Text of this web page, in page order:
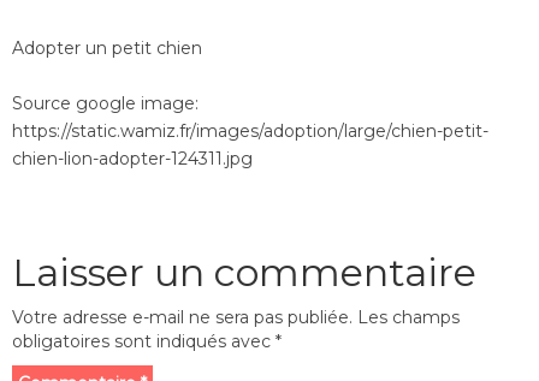
Adopter un petit chien
Source google image:
https://static.wamiz.fr/images/adoption/large/chien-petit-
chien-lion-adopter-124311.jpg
Laisser un commentaire
Votre adresse e-mail ne sera pas publiée. Les champs
obligatoires sont indiqués avec *